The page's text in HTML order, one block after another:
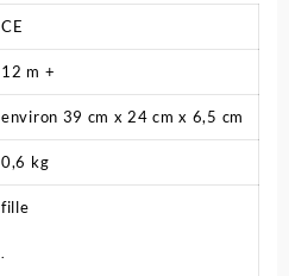
CE
12 m +
environ 39 cm x 24 cm x 6,5 cm
0,6 kg
fille